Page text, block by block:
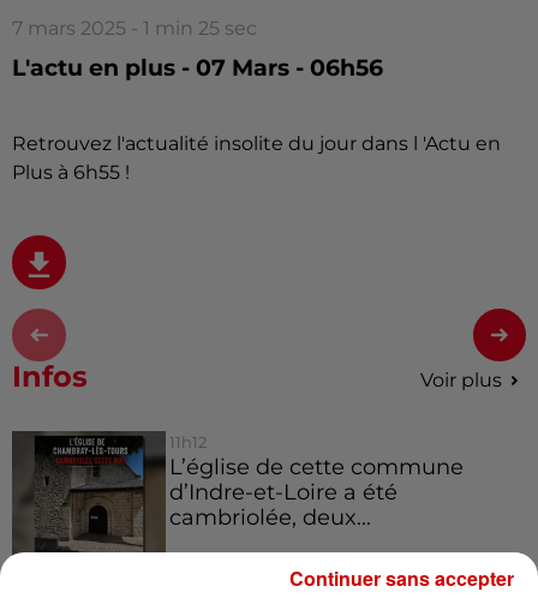
7 mars 2025 - 1 min 25 sec
L'actu en plus - 07 Mars - 06h56
Retrouvez l'actualité insolite du jour dans l 'Actu en
Plus à 6h55 !
Infos Voir plus
11h12
L’église de cette commune
d’Indre-et-Loire a été
cambriolée, deux...
Continuer sans accepter